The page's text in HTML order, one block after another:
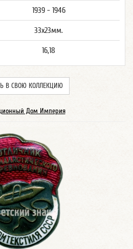
1939 - 1946
33х23мм.
16,18
В СВОЮ КОЛЛЕКЦИЮ
Дом Империя